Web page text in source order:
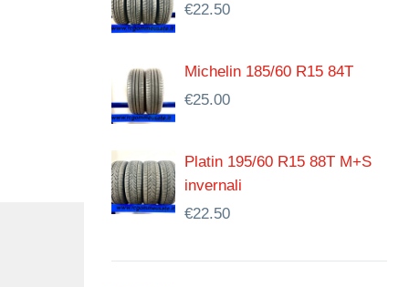
€22.50
Michelin 185/60 R15 84T
€25.00
Platin 195/60 R15 88T M+S
invernali
€22.50